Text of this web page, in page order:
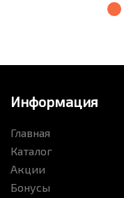
Информация
Главная
Каталог
Акции
Бонусы